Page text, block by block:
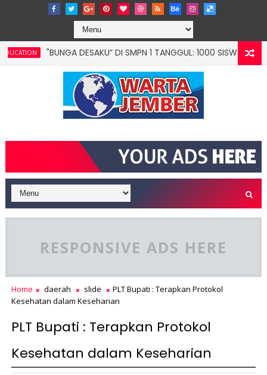
"BUNGA DESAKU” DI SMPN 1 TANGGUL: 1000 SISWA DIAJAK
RESPONSIVE ADS HERE
Home daerah slide
PLT Bupati : Terapkan Protokol
Kesehatan dalam Keseharian
PLT Bupati : Terapkan Protokol
Kesehatan dalam Keseharian